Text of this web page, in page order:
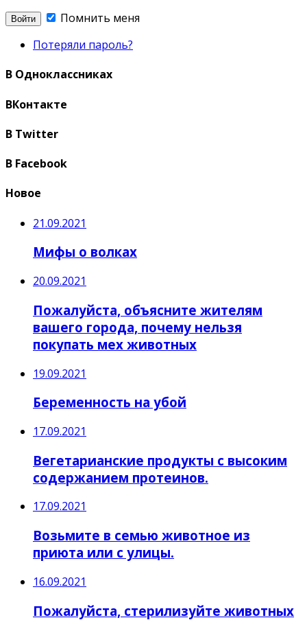
Помнить меня
Потеряли пароль?
В Одноклассниках
ВКонтакте
В Twitter
В Facebook
Новое
21.09.2021
Мифы о волках
20.09.2021
Пожалуйста, объясните жителям
вашего города, почему нельзя
покупать мех животных
19.09.2021
Беременность на убой
17.09.2021
Вегетарианские продукты с высоким
содержанием протеинов.
17.09.2021
Возьмите в семью животное из
приюта или с улицы.
16.09.2021
Пожалуйста, стерилизуйте животных